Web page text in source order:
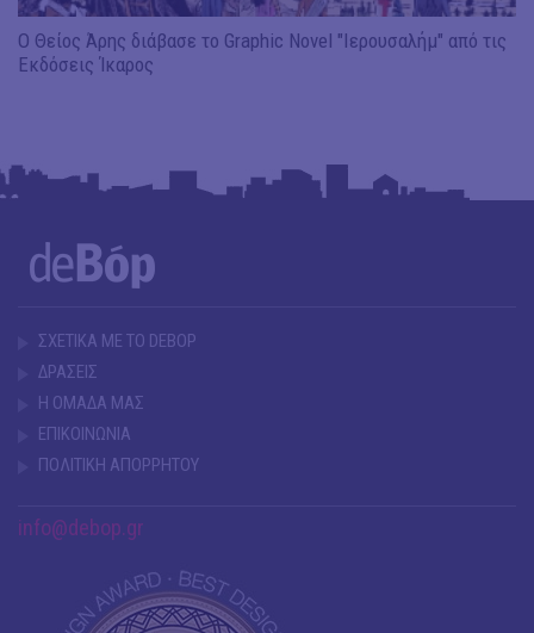
Ο Θείος Άρης διάβασε το Graphic Novel "Ιερουσαλήμ" από τις
Εκδόσεις Ίκαρος
ΣΧΕΤΙΚΑ ΜΕ ΤΟ DEBOP
ΔΡΑΣΕΙΣ
Η ΟΜΑΔΑ ΜΑΣ
ΕΠΙΚΟΙΝΩΝΙΑ
ΠΟΛΙΤΙΚΗ ΑΠΟΡΡΗΤΟΥ
info@debop.gr